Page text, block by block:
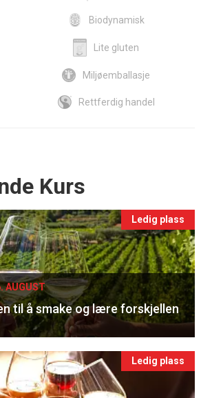
Biodynamisk
Lite gluten
Miljøemballasje
Rettferdig handel
Kurs
Ledig plass
AUGUST
til å smake og lære forskjellen
Ledig plass